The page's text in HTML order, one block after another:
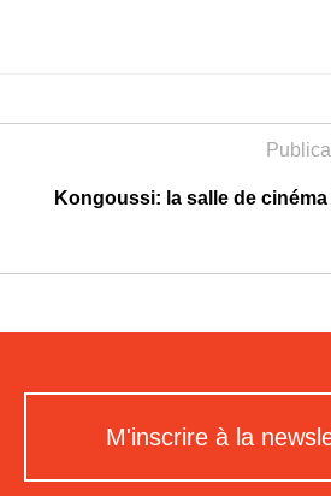
Kongoussi: la salle de cinéma
M'inscrire à la